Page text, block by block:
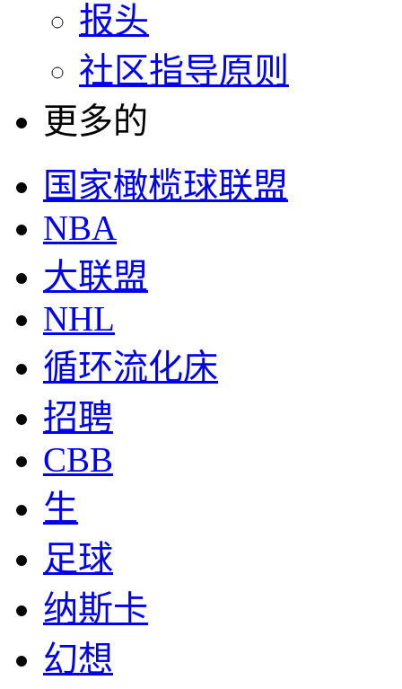
报头
社区指导原则
更多的
国家橄榄球联盟
NBA
大联盟
NHL
循环流化床
招聘
CBB
生
足球
纳斯卡
幻想